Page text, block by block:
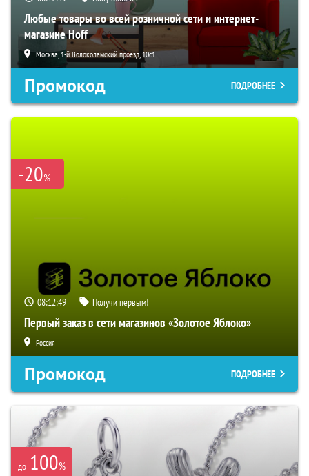
Любые товары во всей розничной сети и интернет-
магазине Hoff
Москва, 1-й Волоколамский проезд, 10с1
Промокод ПОДРОБНЕЕ
-20%
08:12:48 Получи первым!
Первый заказ в сети магазинов «Золотое Яблоко»
Россия
Промокод ПОДРОБНЕЕ
до 100%